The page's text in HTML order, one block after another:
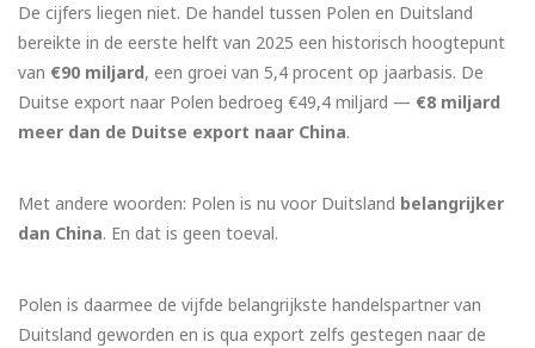
De cijfers liegen niet. De handel tussen Polen en Duitsland
bereikte in de eerste helft van 2025 een historisch hoogtepunt
van €90 miljard, een groei van 5,4 procent op jaarbasis. De
Duitse export naar Polen bedroeg €49,4 miljard — €8 miljard
meer dan de Duitse export naar China.
Met andere woorden: Polen is nu voor Duitsland belangrijker
dan China. En dat is geen toeval.
Polen is daarmee de vijfde belangrijkste handelspartner van
Duitsland geworden en is qua export zelfs gestegen naar de